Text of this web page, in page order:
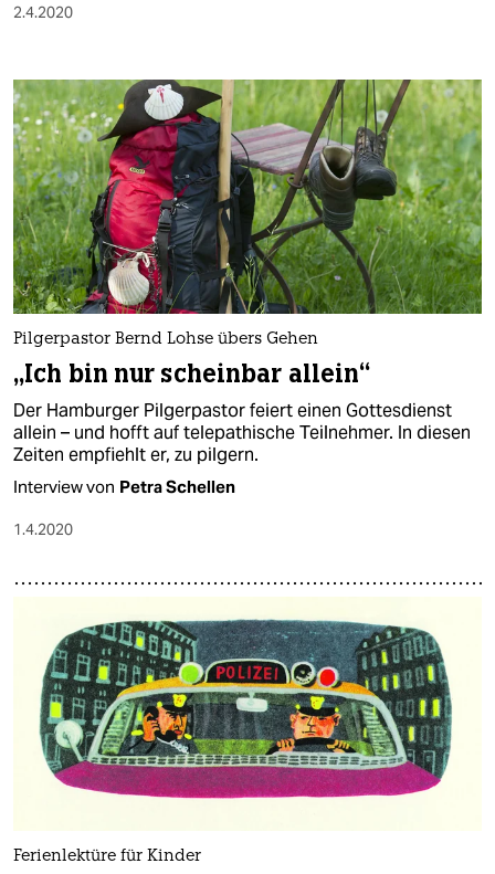
2.4.2020
Pilgerpastor Bernd Lohse übers Gehen
„Ich bin nur scheinbar allein“
Der Hamburger Pilgerpastor feiert einen Gottesdienst
allein – und hofft auf telepathische Teilnehmer. In diesen
Zeiten empfiehlt er, zu pilgern.
Interview von Petra Schellen
1.4.2020
Ferienlektüre für Kinder